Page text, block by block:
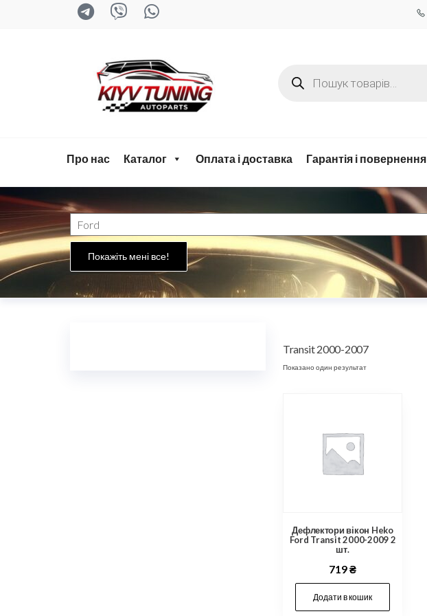
tuning.com
Про нас Каталог Оплата і доставка Гарантія і повернення
Покажіть мені все!
Transit 2000-2007
Показано один результат
Дефлектори вікон Heko
Ford Transit 2000-2009 2
шт.
719₴
Додати в кошик